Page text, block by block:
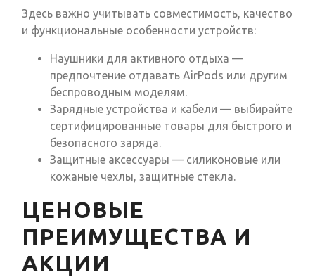
Здесь важно учитывать совместимость, качество
и функциональные особенности устройств:
Наушники для активного отдыха —
предпочтение отдавать AirPods или другим
беспроводным моделям.
Зарядные устройства и кабели — выбирайте
сертифицированные товары для быстрого и
безопасного заряда.
Защитные аксессуары — силиконовые или
кожаные чехлы, защитные стекла.
ЦЕНОВЫЕ
ПРЕИМУЩЕСТВА И
АКЦИИ